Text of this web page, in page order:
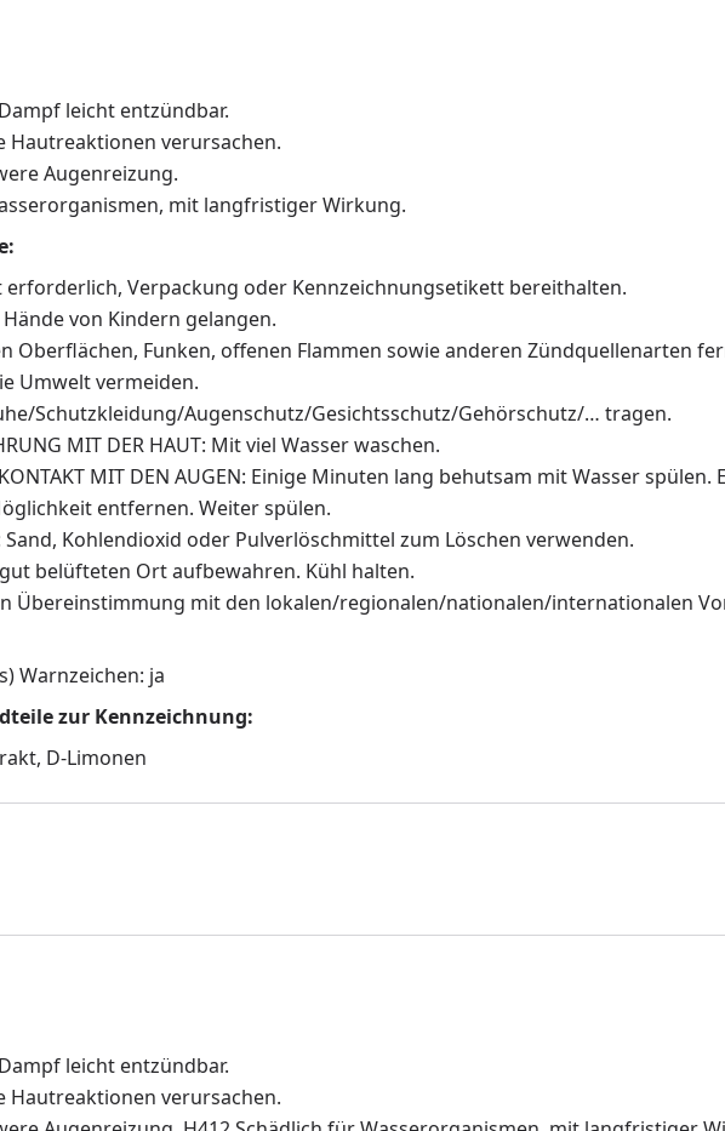
leicht entzündbar.
Hautreaktionen verursachen.
Augenreizung.
mit langfristiger Wirkung.
erforderlich, Verpackung oder Kennzeichnungsetikett bereithalten.
von Kindern gelangen.
Oberflächen, Funken, offenen Flammen sowie anderen Zündquellenarten
Umwelt vermeiden.
Schutzkleidung/Augenschutz/Gesichtsschutz/Gehörschutz/… tragen.
MIT DER HAUT: Mit viel Wasser waschen.
MIT DEN AUGEN: Einige Minuten lang behutsam mit Wasser
entfernen. Weiter spülen.
Sand, Kohlendioxid oder Pulverlöschmittel zum Löschen verwenden.
gut belüfteten Ort aufbewahren. Kühl halten.
Übereinstimmung mit den lokalen/regionalen/nationalen/internationalen
Warnzeichen: ja
zur Kennzeichnung:
D-Limonen
leicht entzündbar.
Hautreaktionen verursachen.